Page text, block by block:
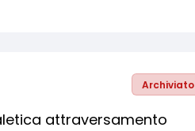
Archiviato
attraversamento